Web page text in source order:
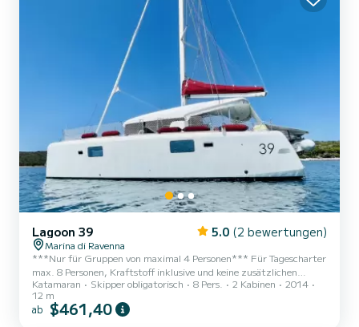
Lagoon 39 5.0 (2 bewertungen)
Marina di Ravenna
***Nur für Gruppen von maximal 4 Personen*** Für Tagescharter
max. 8 Personen, Kraftstoff inklusive und keine zusätzlichen
Kosten! Segelurlaub in Kroatien Zu vereinbarendes Reiseroute, mit
dem Nervenkitzel und dem Charme des Hochsee-Segelns.
Überfahrt mit verschiedenen Routenoptionen, verschiedene
Katamaran Skipper obligatorisch 8 Pers. 2 Kabinen
2014
12 m
ab $461,40